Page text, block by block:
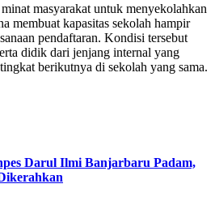
masyarakat untuk menyekolahkan
membuat kapasitas sekolah hampir
pendaftaran. Kondisi tersebut
didik dari jenjang internal yang
berikutnya di sekolah yang sama.
Darul Ilmi Banjarbaru Padam,